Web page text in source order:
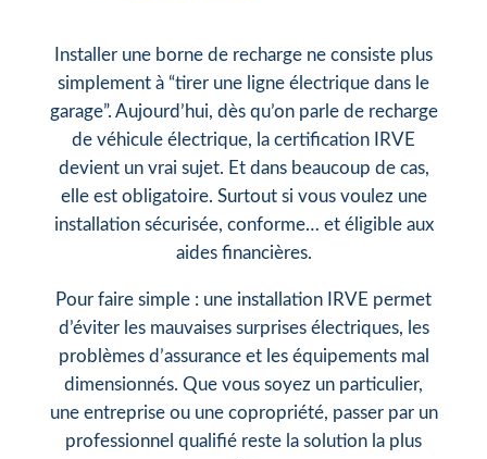
Installer une borne de recharge ne consiste plus
simplement à “tirer une ligne électrique dans le
garage”. Aujourd’hui, dès qu’on parle de recharge
de véhicule électrique, la certification IRVE
devient un vrai sujet. Et dans beaucoup de cas,
elle est obligatoire. Surtout si vous voulez une
installation sécurisée, conforme… et éligible aux
aides financières.
Pour faire simple : une installation IRVE permet
d’éviter les mauvaises surprises électriques, les
problèmes d’assurance et les équipements mal
dimensionnés. Que vous soyez un particulier,
une entreprise ou une copropriété, passer par un
professionnel qualifié reste la solution la plus